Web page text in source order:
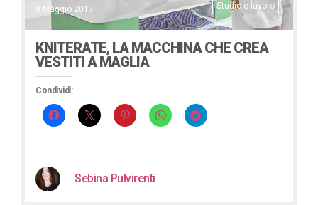
Studio e lavoro
9 Maggio 2017
KNITERATE, LA MACCHINA CHE CREA
VESTITI A MAGLIA
Condividi:
Sebina Pulvirenti